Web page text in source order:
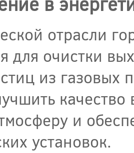
отрасли
для очистки
из газовых
и
установок.